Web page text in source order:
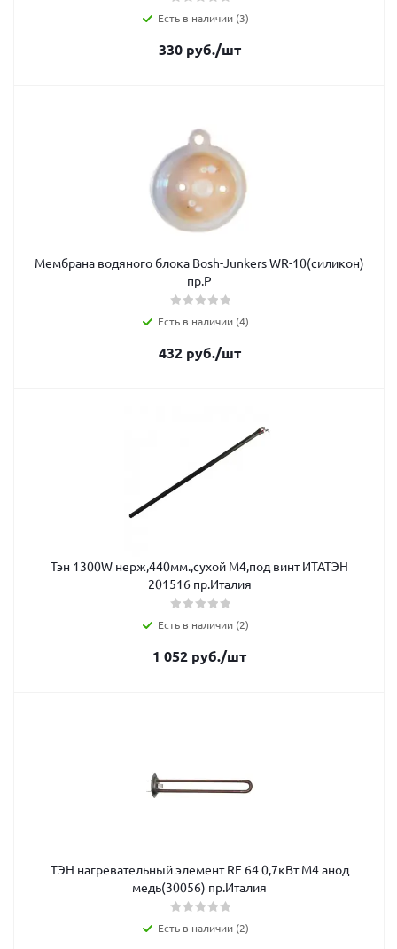
Есть в наличии (3)
330руб./шт
Мембрана водяного блока Bosh-Junkers WR-10(силикон)
пр.Р
Есть в наличии (4)
432руб./шт
Тэн 1300W нерж,440мм.,сухой М4,под винт ИТАТЭН
201516 пр.Италия
Есть в наличии (2)
1 052 руб./шт
ТЭН нагревательный элемент RF 64 0,7кВт М4 анод
медь(30056) пр.Италия
Есть в наличии (2)